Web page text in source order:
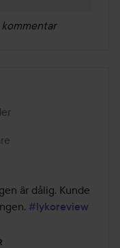
4 månader
är dålig. Kunde
#lykoreview